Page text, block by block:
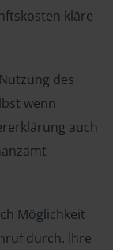
kläre
des
wenn
auch
Möglichkeit
durch. Ihre